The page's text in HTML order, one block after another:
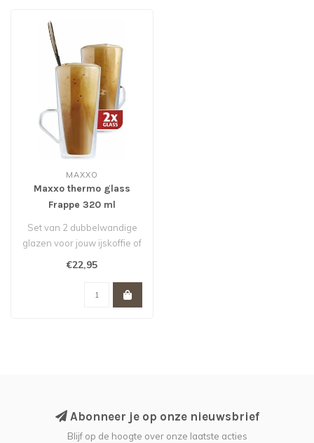
MAXXO
Maxxo thermo glass
Frappe 320 ml
Set van 2 dubbelwandige
glazen voor jouw ijskoffie of
ijscappuccino. Dat is ijsk..
€22,95
Abonneer je op onze nieuwsbrief
Blijf op de hoogte over onze laatste acties